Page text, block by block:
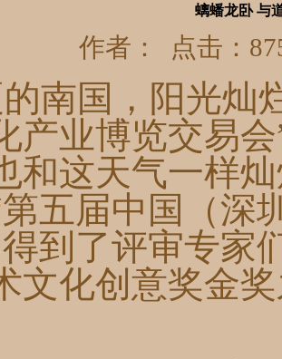
螭蟠龙卧 与
作者： 点击：
南国，阳光灿
产业博览交易
和这天气一样
第五届中国（深
到了评审专家
文化创意奖金